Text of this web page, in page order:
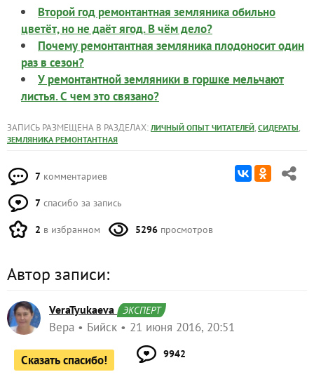
Второй год ремонтантная земляника обильно
цветёт, но не даёт ягод. В чём дело?
Почему ремонтантная земляника плодоносит один
раз в сезон?
У ремонтантной земляники в горшке мельчают
листья. С чем это связано?
ЗАПИСЬ РАЗМЕЩЕНА В РАЗДЕЛАХ: ЛИЧНЫЙ ОПЫТ ЧИТАТЕЛЕЙ, СИДЕРАТЫ,
ЗЕМЛЯНИКА РЕМОНТАНТНАЯ
7 комментариев
7 спасибо за запись
2 в избранном 5296 просмотров
Автор записи:
VeraTyukaeva ЭКСПЕРТ
Вера Бийск 21 июня 2016, 20:51
Сказать спасибо! 9942